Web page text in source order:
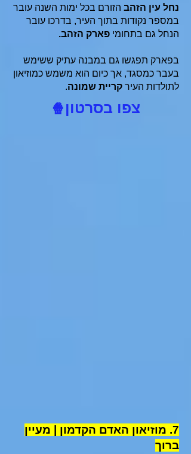
נחל עין הזהב הזורם בכל ימות השנה עובר
במספר נקודות בתוך העיר, בדרכו עובר
הנחל גם בתחומי פארק הזהב.
בפארק תפגשו גם במבנה עתיק ששימש
בעבר כמסגד, אך כיום הוא משמש כמוזיאון
לתולדות העיר קריית שמונה.
צפו בסרטון🍿
7. מוזיאון האדם הקדמון | מעיין
ברוך